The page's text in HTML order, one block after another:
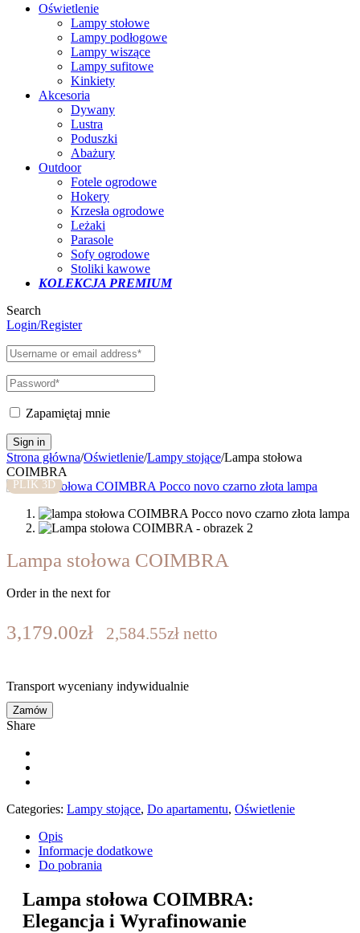
Oświetlenie
Lampy stołowe
Lampy podłogowe
Lampy wiszące
Lampy sufitowe
Kinkiety
Akcesoria
Dywany
Lustra
Poduszki
Abażury
Outdoor
Fotele ogrodowe
Hokery
Krzesła ogrodowe
Leżaki
Parasole
Sofy ogrodowe
Stoliki kawowe
KOLEKCJA PREMIUM
Search
Login/Register
Zapamiętaj mnie
Strona główna/Oświetlenie/Lampy stojące/Lampa stołowa
COIMBRA
PLIK 3D
Lampa stołowa COIMBRA
Order in the next for
3,179.00zł 2,584.55zł netto
Transport wyceniany indywidualnie
Zamów
Share
Categories: Lampy stojące, Do apartamentu, Oświetlenie
Opis
Informacje dodatkowe
Do pobrania
Lampa stołowa COIMBRA:
Elegancja i Wyrafinowanie